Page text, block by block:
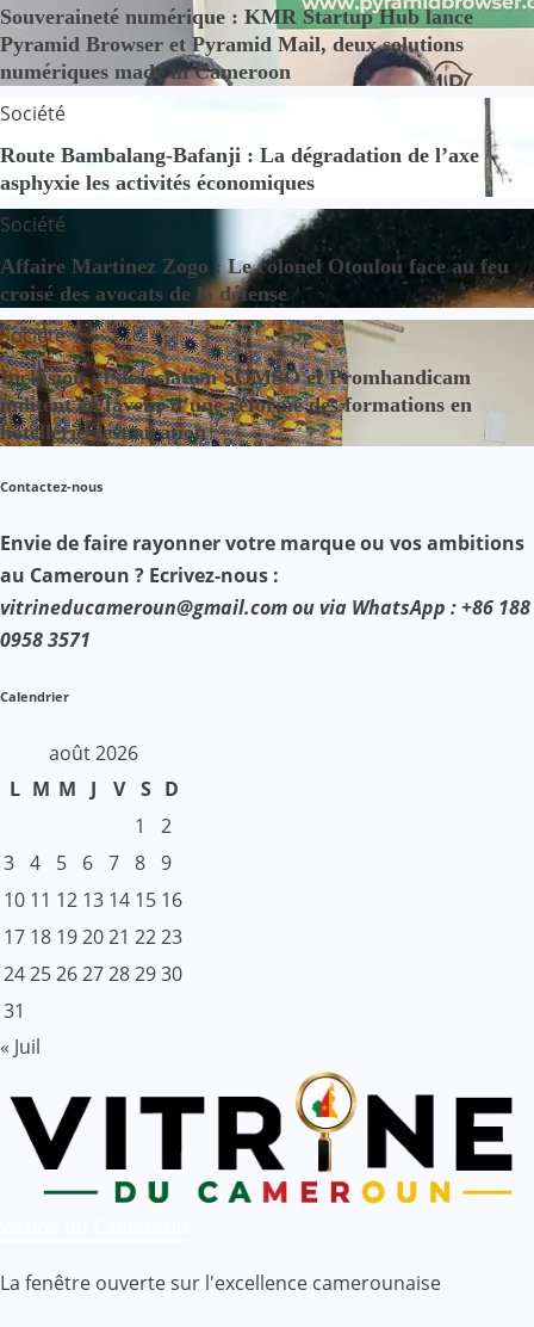
Souveraineté numérique : KMR Startup Hub lance
Pyramid Browser et Pyramid Mail, deux solutions
numériques made in Cameroon
Société
Route Bambalang-Bafanji : La dégradation de l’axe
asphyxie les activités économiques
Société
Affaire Martinez Zogo : Le colonel Otoulou face au feu
croisé des avocats de la défense
Société
Inclusion : l’association SOMSO et Promhandicam
militent en faveur d’une réforme des formations en
hôtellerie-restauration
Contactez-nous
Envie de faire rayonner votre marque ou vos ambitions
au Cameroun ? Ecrivez-nous :
vitrineducameroun@gmail.com ou via WhatsApp : +86 188
0958 3571
Calendrier
août 2026
L M M J V S D
1
2
3 4 5 6 7 8 9
10 11 12 13 14 15 16
17 18 192021 2223
24252627282930
31
« Juil
La fenêtre ouverte sur l'excellence camerounaise